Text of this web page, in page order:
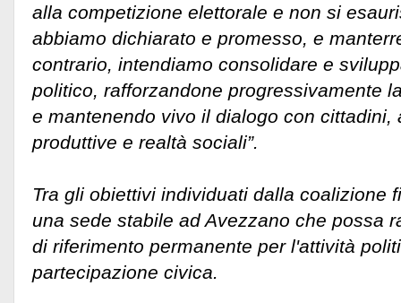
alla competizione elettorale e non si
abbiamo dichiarato e promesso, e
contrario, intendiamo consolidare e
politico, rafforzandone progressivamente
e mantenendo vivo il dialogo con cittadini,
produttive e realtà sociali”.
Tra gli obiettivi individuati dalla coalizione
una sede stabile ad Avezzano che possa
di riferimento permanente per l'attività
partecipazione civica.